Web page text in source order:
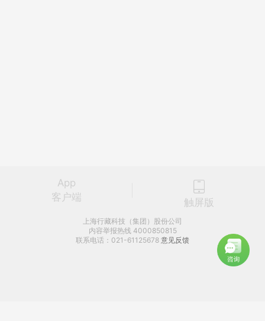
App
客户端
触屏版
上海行藏科技（集团）股份公司
内容举报热线 4000850815
联系电话：021-61125678 意见反馈